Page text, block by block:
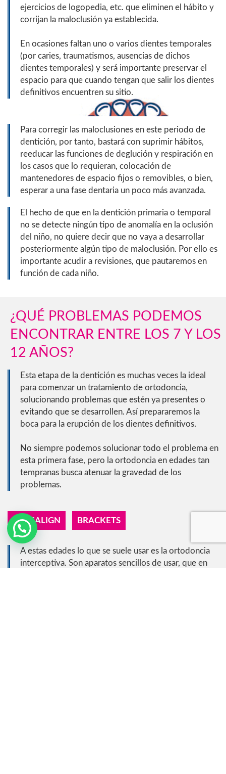
ejercicios de logopedia, etc. que eliminen el hábito y
corrijan la maloclusión ya establecida.
En ocasiones faltan uno o varios dientes temporales
(por caries, traumatismos, ausencias de dichos
dientes temporales) y será importante preservar el
espacio para que cuando tengan que salir los dientes
definitivos encuentren su sitio.
Para corregir las maloclusiones en este periodo de
dentición, por tanto, bastará con suprimir hábitos,
reeducar las funciones de deglución y respiración en
los casos que lo requieran, colocación de
mantenedores de espacio fijos o removibles, o bien,
esperar a una fase dentaria un poco más avanzada.
El hecho de que en la dentición primaria o temporal
no se detecte ningún tipo de anomalía en la oclusión
del niño, no quiere decir que no vaya a desarrollar
posteriormente algún tipo de maloclusión. Por ello es
importante acudir a revisiones, que pautaremos en
función de cada niño.
¿QUÉ PROBLEMAS PODEMOS
ENCONTRAR ENTRE LOS 7 Y LOS
12 AÑOS?
Esta etapa de la dentición es muchas veces la ideal
para comenzar un tratamiento de ortodoncia,
solucionando problemas que estén ya presentes o
evitando que se desarrollen. Así prepararemos la
boca para la erupción de los dientes definitivos.
No siempre podemos solucionar todo el problema en
esta primera fase, pero la ortodoncia en edades tan
tempranas busca atenuar la gravedad de los
problemas.
INVISALIGN BRACKETS
A estas edades lo que se suele usar es la ortodoncia
interceptiva. Son aparatos sencillos de usar, que en